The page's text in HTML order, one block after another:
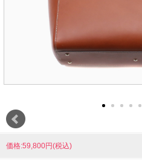
価格:59,800円(税込)